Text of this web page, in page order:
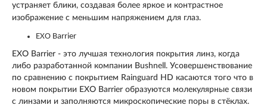
устраняет блики, создавая более яркое и контрастное
изображение с меньшим напряжением для глаз.
EXO Barrier
EXO Barrier - это лучшая технология покрытия линз, когда
либо разработанной компании Bushnell. Усовершенствование
по сравнению с покрытием Rainguard HD касаются того что в
новом покрытии EXO Barrier образуются молекулярные связи
с линзами и заполняются микроскопические поры в стёклах.